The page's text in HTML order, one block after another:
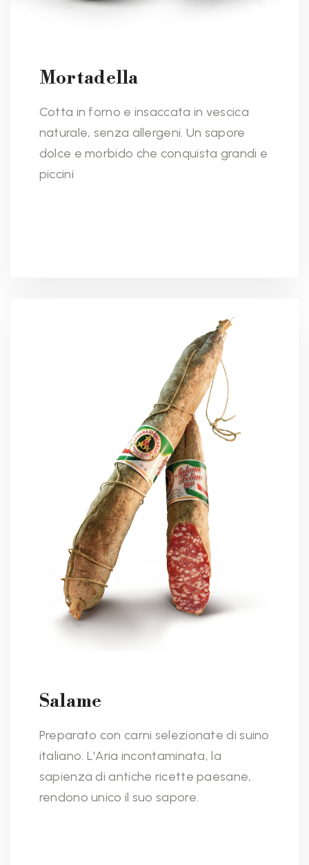
Mortadella
Cotta in forno e insaccata in vescica
naturale, senza allergeni. Un sapore
dolce e morbido che conquista grandi e
piccini
Salame
Preparato con carni selezionate di suino
italiano. L'Aria incontaminata, la
sapienza di antiche ricette paesane,
rendono unico il suo sapore.